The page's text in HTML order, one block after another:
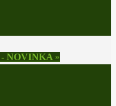
NOVINKA »